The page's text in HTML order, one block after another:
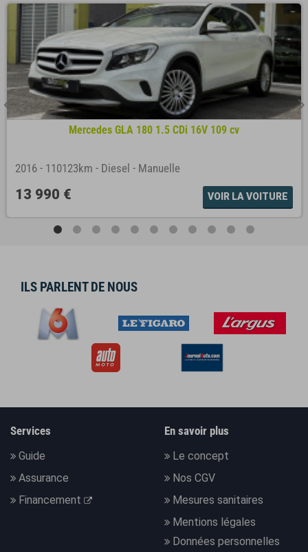
Mercedes GLA 180 1.5 CDi 16V 109 cv
2016 - 110123km - Diesel - Manuelle
13 990 € VOIR LA VOITURE
ILS PARLENT DE NOUS
Services
Guide
Assurance
Financement
En savoir plus
Le concept
Nos CGV
Mesures sanitaires
Mentions légales
Données personnelles